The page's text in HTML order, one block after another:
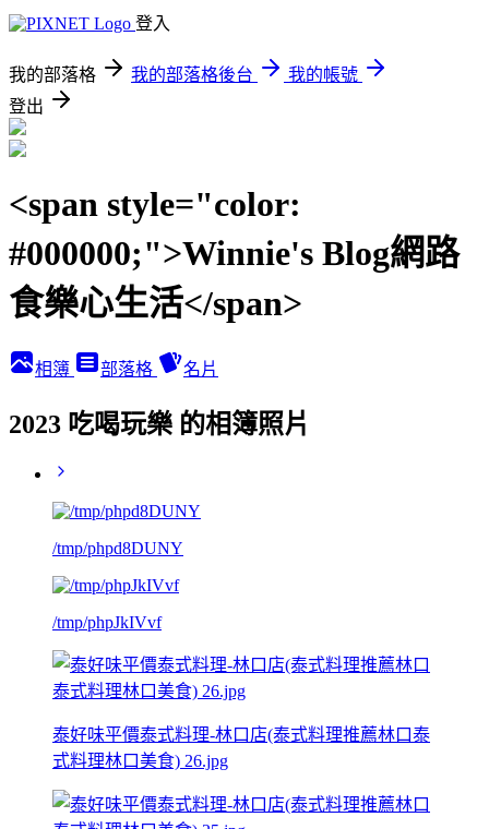
登入
我的部落格 我的部落格後台
我的帳號
登出
<span style="color:
#000000;">Winnie's Blog網路
食樂心生活</span>
相簿 部落格 名片
2023 吃喝玩樂 的相簿照片
/tmp/phpd8DUNY
/tmp/phpJkIVvf
泰好味平價泰式料理-林口店(泰式料理推薦林口泰
式料理林口美食) 26.jpg